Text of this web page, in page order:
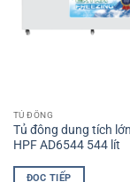
TỦ ĐÔNG
Tủ đông dung tích
HPF AD6544 544 lít
ĐỌC TIẾP